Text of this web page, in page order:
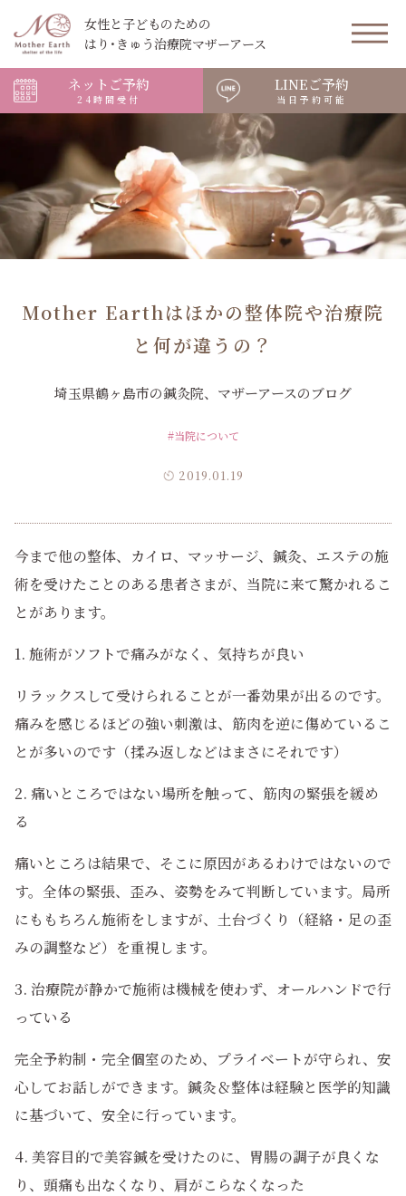
女性と子どものための
はり･きゅう治療院マザーアース
ネットご予約
24時間受付
LINEご予約
当日予約可能
Mother Earthはほかの整体院や治療院
と何が違うの？
埼玉県鶴ヶ島市の鍼灸院、マザーアースのブログ
#当院について
2019.01.19
今まで他の整体、カイロ、マッサージ、鍼灸、エステの施
術を受けたことのある患者さまが、当院に来て驚かれるこ
とがあります。
1. 施術がソフトで痛みがなく、気持ちが良い
リラックスして受けられることが一番効果が出るのです。
痛みを感じるほどの強い刺激は、筋肉を逆に傷めているこ
とが多いのです（揉み返しなどはまさにそれです）
2. 痛いところではない場所を触って、筋肉の緊張を緩め
る
痛いところは結果で、そこに原因があるわけではないので
す。全体の緊張、歪み、姿勢をみて判断しています。局所
にももちろん施術をしますが、土台づくり（経絡・足の歪
みの調整など）を重視します。
3. 治療院が静かで施術は機械を使わず、オールハンドで行
っている
完全予約制・完全個室のため、プライベートが守られ、安
心してお話しができます。鍼灸＆整体は経験と医学的知識
に基づいて、安全に行っています。
4. 美容目的で美容鍼を受けたのに、胃腸の調子が良くな
り、頭痛も出なくなり、肩がこらなくなった